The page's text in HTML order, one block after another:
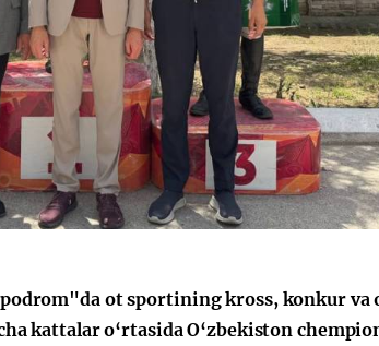
ot sportining kross, konkur va
kattalar o‘rtasida O‘zbekiston